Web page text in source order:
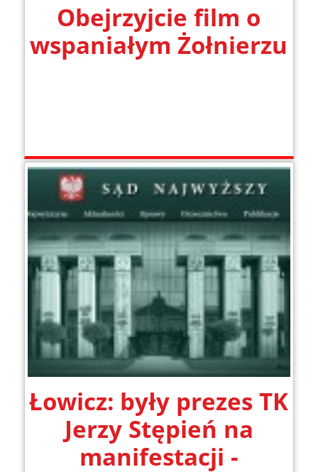
Obejrzyjcie film o
wspaniałym Żołnierzu
Łowicz: były prezes TK
Jerzy Stępień na
manifestacji -